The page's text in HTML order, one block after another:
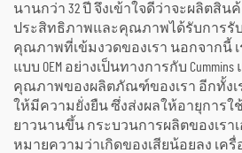
นานกว่า 32 ปี จึงเข้าใจดีว่าจะผลิตสิ
ประสิทธิภาพและคุณภาพได้รับการรั
คุณภาพที่เข้มงวดของเรา นอกจากนี้
แบบ OEM อย่างเป็นทางการกับ
คุณภาพของผลิตภัณฑ์ของเรา อีกทั้ง
ให้มีความยั่งยืน ซึ่งส่งผลให้อายุการ
ยาวนานขึ้น กระบวนการผลิตของเรา
หมายความว่าเกิดของเสียน้อยลง เครื่